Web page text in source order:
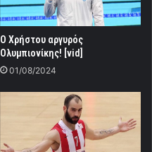
Ο Χρήστου αργυρός
Ολυμπιονίκης! [vid]
01/08/2024